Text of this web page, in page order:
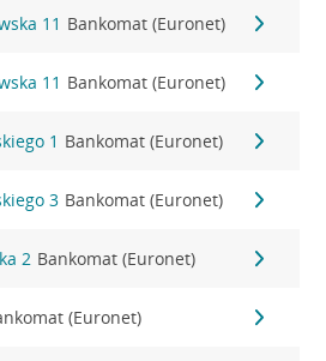
11 Bankomat (Euronet)
11 Bankomat (Euronet)
1 Bankomat (Euronet)
3 Bankomat (Euronet)
2 Bankomat (Euronet)
(Euronet)